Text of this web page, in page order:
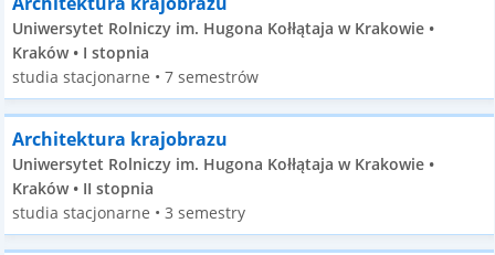
Uniwersytet Rolniczy im. Hugona Kołłątaja w Krakowie •
Kraków • I stopnia
studia stacjonarne • 7 semestrów
Architektura krajobrazu
Uniwersytet Rolniczy im. Hugona Kołłątaja w Krakowie •
Kraków • II stopnia
studia stacjonarne • 3 semestry